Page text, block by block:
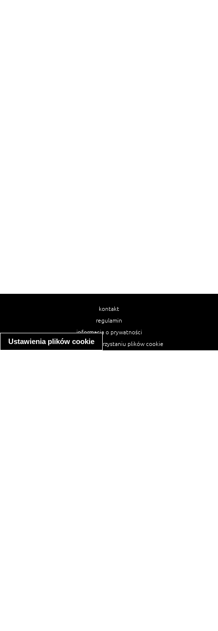
Ustawienia plików cookie
kontakt
regulamin
informacja o prywatności
informacja o wykorzystaniu plików cookie